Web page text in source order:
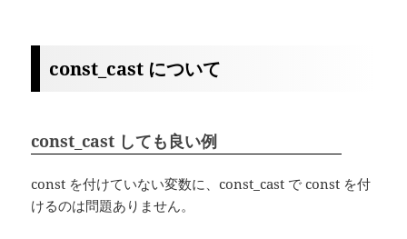
const_cast について
const_cast しても良い例
const を付けていない変数に、const_cast で const を付
けるのは問題ありません。